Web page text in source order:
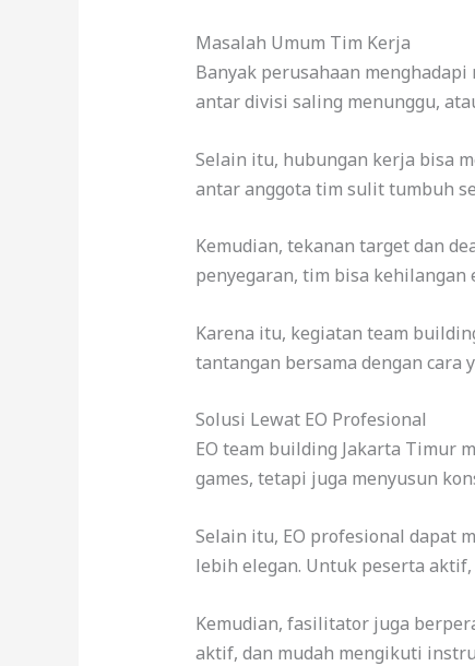
Masalah Umum Tim Kerja
Banyak perusahaan
antar divisi saling menunggu,
Selain itu, hubungan kerja bisa
antar anggota tim sulit tumbuh
Kemudian, tekanan target dan
penyegaran, tim bisa kehilangan
Karena itu, kegiatan team
tantangan bersama dengan cara
Solusi Lewat EO Profesional
EO team building Jakarta Timur
games, tetapi juga menyusun
Selain itu, EO profesional dapat
lebih elegan. Untuk peserta
Kemudian, fasilitator juga
aktif, dan mudah mengikuti